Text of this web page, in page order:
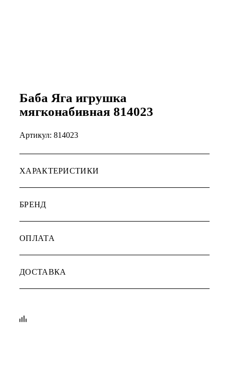
Баба Яга игрушка
мягконабивная 814023
Артикул: 814023
ХАРАКТЕРИСТИКИ
БРЕНД
ОПЛАТА
ДОСТАВКА